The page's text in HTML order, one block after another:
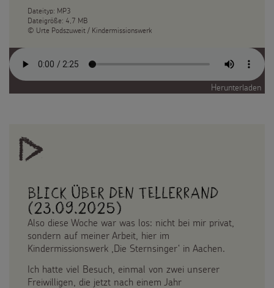
Dateityp: MP3
Dateigröße: 4,7 MB
© Urte Podszuweit / Kindermissionswerk
Herunterladen
Blick über den Tellerrand
(23.09.2025)
Also diese Woche war was los: nicht bei mir privat,
sondern auf meiner Arbeit, hier im
Kindermissionswerk ,Die Sternsinger‘ in Aachen.
Ich hatte viel Besuch, einmal von zwei unserer
Freiwilligen, die jetzt nach einem Jahr